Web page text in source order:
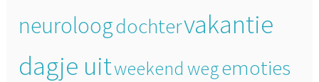
neuroloogdochtervakantie
dagje uitweekend wegemoties